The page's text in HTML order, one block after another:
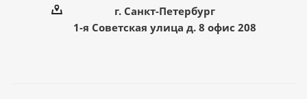
г. Санкт-Петербург
1-я Советская улица д. 8 офис 208